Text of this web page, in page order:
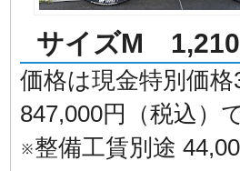
サイズM
価格は現金特別価
847,000円（税込）
※整備工賃別途